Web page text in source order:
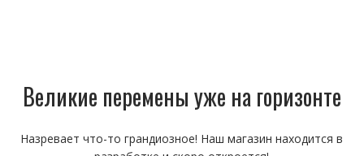
Великие перемены уже на горизонте
Назревает что-то грандиозное! Наш магазин находится в